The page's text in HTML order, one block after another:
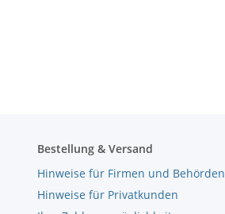
Bestellung & Versand
Hinweise für Firmen und Behörden
Hinweise für Privatkunden